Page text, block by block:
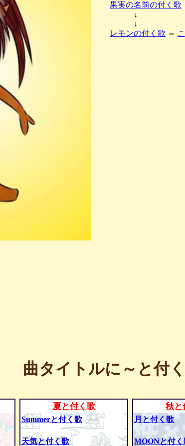
果実の名前の付く歌
↓
↓
レモンの付く歌 ⇔
曲タイトルに～と付
夏と付く歌
Summerと付く歌
天気と付く歌
秋と
月と付く歌
MOONと付く